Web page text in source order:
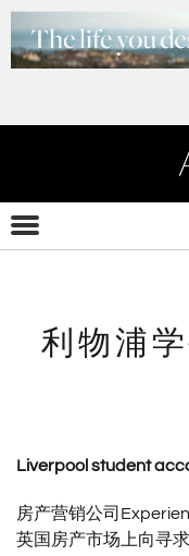
利物浦
Liverpool student
房产营销公司
英国房产市场上向寻